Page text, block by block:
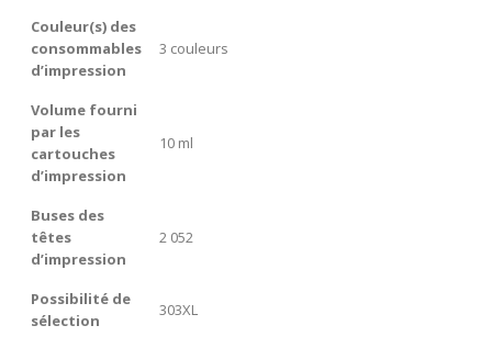
Couleur(s) des
consommables
d’impression
3 couleurs
Volume fourni
par les
cartouches
d’impression
10 ml
Buses des
têtes
d’impression
2 052
Possibilité de
sélection
303XL